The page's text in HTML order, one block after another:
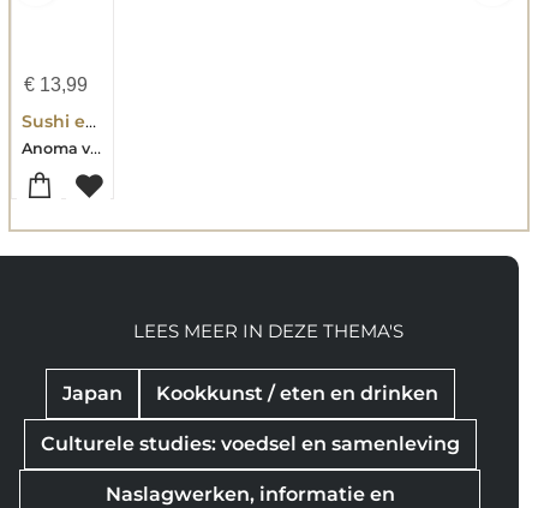
€13,99
Sushi eet je met je handen
Anoma van der Veere-Katarzyna Cwiertka
Japan Kookkunst / eten en drinken
Culturele studies: voedsel en samenleving
Naslagwerken, informatie en
LEES MEER IN DEZE THEMA'S